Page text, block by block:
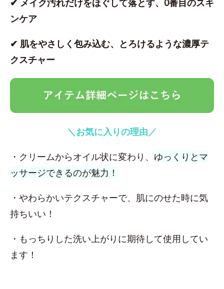
✔ メイク汚れだけをほぐして落とす、0番目のスキ
ンケア
✔ 肌をやさしく包み込む、とろけるような濃厚テ
クスチャー
＼お気に入りの理由／
・クリームからオイル状に変わり、 ゆっくりとマ
ッサージできるのが魅力！
・やわらかいテクスチャーで、肌にのせた時に気
持ちいい！
・もっちりした洗い上がりに期待して使用してい
ます！